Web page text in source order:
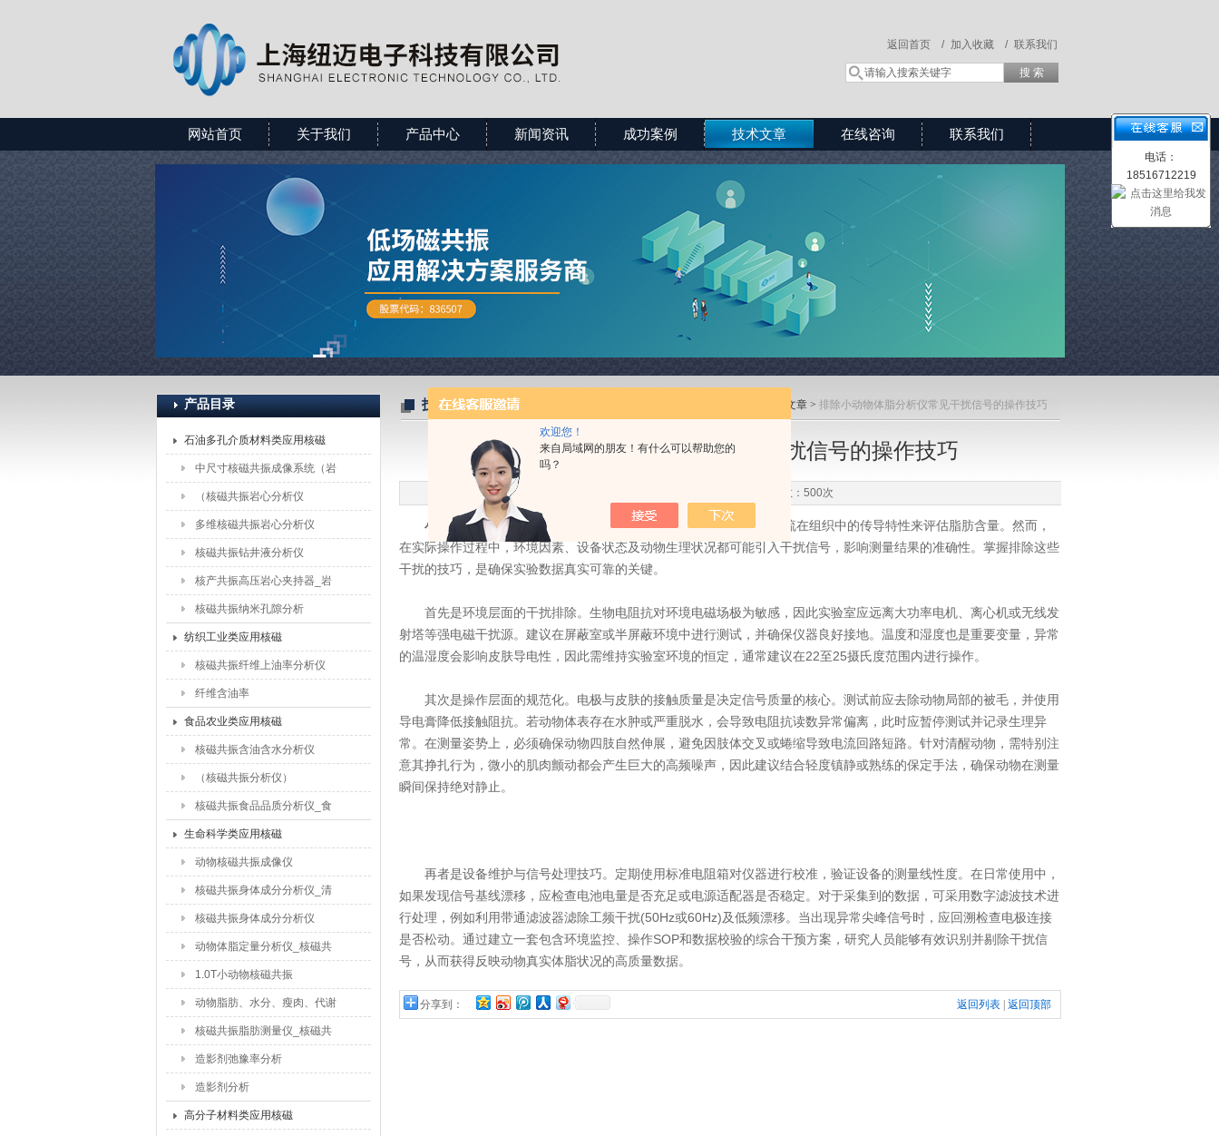
欢迎您！
来自局域网的朋友！有什么可以帮助您的
吗？
上海纽迈电子科技有限公司
联系我们
加入收藏 /
返回首页 /
网站首页 关于我们 产品中心 新闻资讯 成功案例 技术文章 在线咨询 联系我们
产品目录
石油多孔介质材料类应用核磁
中尺寸核磁共振成像系统（岩
石）
（核磁共振岩心分析仪
（5MHz））
多维核磁共振岩心分析仪
核磁共振钻井液分析仪
核产共振高压岩心夹持器_岩
心驱替夹持器配件
核磁共振纳米孔隙分析
纺织工业类应用核磁
核磁共振纤维上油率分析仪
纤维含油率
食品农业类应用核磁
核磁共振含油含水分析仪
（核磁共振分析仪）
核磁共振食品品质分析仪_食
品含水量_食品干燥水分迁移
研究
生命科学类应用核磁
动物核磁共振成像仪
核磁共振身体成分分析仪_清
醒动物体脂含量测试仪
核磁共振身体成分分析仪
动物体脂定量分析仪_核磁共
振脂肪含量仪
1.0T小动物核磁共振
动物脂肪、水分、瘦肉、代谢
检测仪
核磁共振脂肪测量仪_核磁共
振动物脂肪测试仪
造影剂弛豫率分析
造影剂分析
高分子材料类应用核磁
技术文章 技术文章 > 排除小动物体脂分析仪常见干扰信号的操作技巧
排除小动物体脂分析仪常见干扰信号的操作技巧
更新时间：2026-06-13 点击次数：500次
小动物体脂分析仪基于生物电阻抗分析法(BIA)原理，通过测量电流在组织中的传导特性来评估脂肪含量。然而，
在实际操作过程中，环境因素、设备状态及动物生理状况都可能引入干扰信号，影响测量结果的准确性。掌握排除这些
干扰的技巧，是确保实验数据真实可靠的关键。
首先是环境层面的干扰排除。生物电阻抗对环境电磁场极为敏感，因此实验室应远离大功率电机、离心机或无线发
射塔等强电磁干扰源。建议在屏蔽室或半屏蔽环境中进行测试，并确保仪器良好接地。温度和湿度也是重要变量，异常
的温湿度会影响皮肤导电性，因此需维持实验室环境的恒定，通常建议在22至25摄氏度范围内进行操作。
其次是操作层面的规范化。电极与皮肤的接触质量是决定信号质量的核心。测试前应去除动物局部的被毛，并使用
导电膏降低接触阻抗。若动物体表存在水肿或严重脱水，会导致电阻抗读数异常偏离，此时应暂停测试并记录生理异
常。在测量姿势上，必须确保动物四肢自然伸展，避免因肢体交叉或蜷缩导致电流回路短路。针对清醒动物，需特别注
意其挣扎行为，微小的肌肉颤动都会产生巨大的高频噪声，因此建议结合轻度镇静或熟练的保定手法，确保动物在测量
瞬间保持绝对静止。
再者是设备维护与信号处理技巧。定期使用标准电阻箱对仪器进行校准，验证设备的测量线性度。在日常使用中，
如果发现信号基线漂移，应检查电池电量是否充足或电源适配器是否稳定。对于采集到的数据，可采用数字滤波技术进
行处理，例如利用带通滤波器滤除工频干扰(50Hz或60Hz)及低频漂移。当出现异常尖峰信号时，应回溯检查电极连接
是否松动。通过建立一套包含环境监控、操作SOP和数据校验的综合干预方案，研究人员能够有效识别并剔除干扰信
号，从而获得反映动物真实体脂状况的高质量数据。
分享到： 返回列表 返回顶部
电话：
18516712219